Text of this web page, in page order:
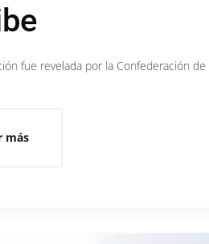
fue revelada por la Confederación
más